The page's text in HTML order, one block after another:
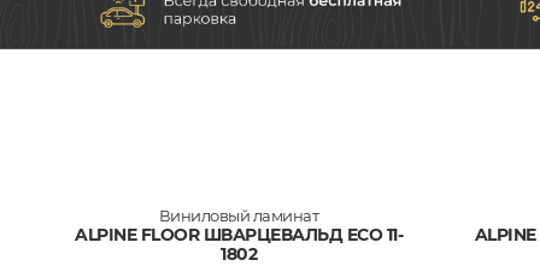
Виниловый ламинат
ALPINE FLOOR ШВАРЦЕВАЛЬД ECO 11-
1802
ALPINE